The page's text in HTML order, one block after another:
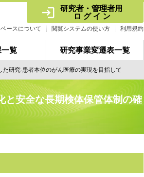
覧 研究事業変遷表一覧
ースについて 閲覧システムの使い方 利用規約
研究者・管理者用
ロ グ イ ン
研究-患者本位のがん医療の実現を目指して
と安全な長期検体保管体制の確